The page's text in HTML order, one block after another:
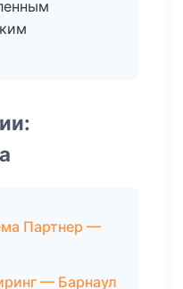
Партнер —
— Барнаул